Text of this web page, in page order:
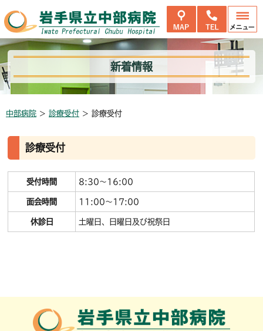
新着情報
中部病院 > 診療受付 > 診療受付
診療受付
受付時間 8:30～16:00
面会時間 11:00～17:00
休診日 土曜日、日曜日及び祝祭日